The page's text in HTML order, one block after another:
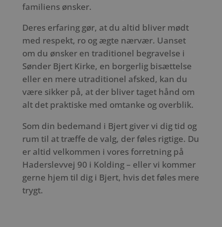
familiens ønsker.
Deres erfaring gør, at du altid bliver mødt
med respekt, ro og ægte nærvær. Uanset
om du ønsker en traditionel begravelse i
Sønder Bjert Kirke, en borgerlig bisættelse
eller en mere utraditionel afsked, kan du
være sikker på, at der bliver taget hånd om
alt det praktiske med omtanke og overblik.
Som din bedemand i Bjert giver vi dig tid og
rum til at træffe de valg, der føles rigtige. Du
er altid velkommen i vores forretning på
Haderslevvej 90 i Kolding – eller vi kommer
gerne hjem til dig i Bjert, hvis det føles mere
trygt.